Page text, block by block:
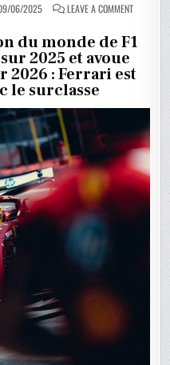
06/2025 LEAVE A COMMENTON
HAMILTON
LE
POINT
TIRER
UN
2025
du monde de F1
2025 et avoue
2026 : Ferrari est
le surclasse